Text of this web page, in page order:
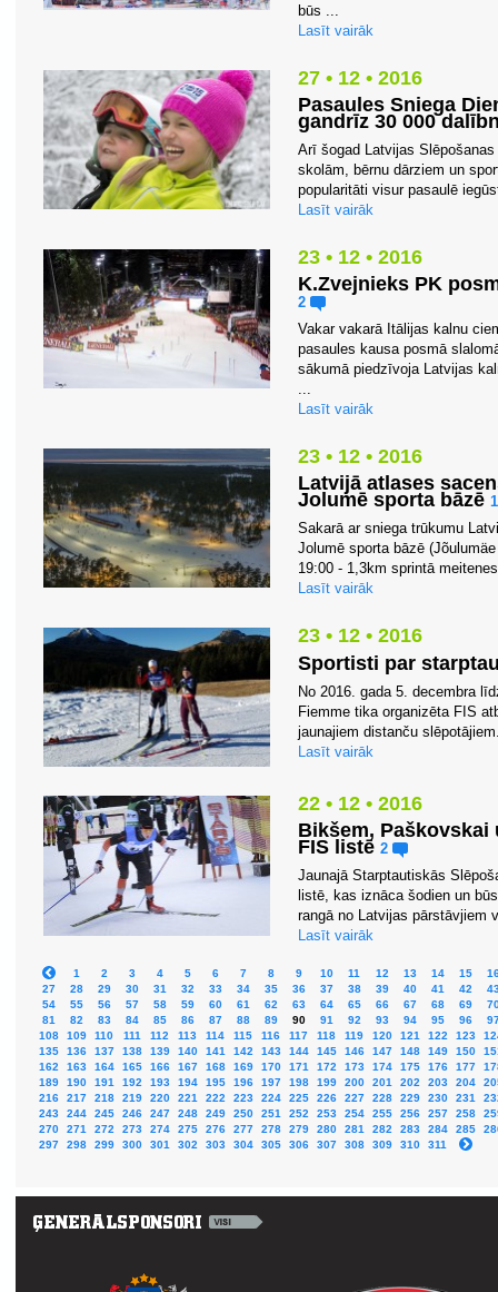
būs ...
Lasīt vairāk
27 • 12 • 2016
Pasaules Sniega
gandrīz 30 000
Arī šogad Latvijas
skolām, bērnu dārziem un
popularitāti visur pasaulē
Lasīt vairāk
23 • 12 • 2016
K.Zvejnieks PK
2
Vakar vakarā Itālijas kalnu
pasaules kausa posmā
sākumā piedzīvoja Latvijas
...
Lasīt vairāk
23 • 12 • 2016
Latvijā atlases
Jolumē sporta bāzē
Sakarā ar sniega trūkumu
Jolumē sporta bāzē
19:00 - 1,3km sprintā
Lasīt vairāk
23 • 12 • 2016
Sportisti par
No 2016. gada 5. decembra
Fiemme tika organizēta FIS
jaunajiem distanču
Lasīt vairāk
22 • 12 • 2016
Bikšem, Paškovskai
FIS listē 2
Jaunajā Starptautiskās
listē, kas iznāca šodien un
rangā no Latvijas pārstāvjiem
Lasīt vairāk
1 2 3 4 5 6 7 8 9 10 11 12 13 14 15
27
28 29 30 31 32 33 34 35 36 37 38 39 40 41 42
54
55 56 57 58 59 60 61 62 63 64 65 66 67 68 69
81
82 83 84 85 86 87 88 89 90 91 92 93 94 95 96
108
109 110 111 112 113 114 115 116 117 118 119 120 121 122 123
135
136 137 138 139 140 141 142 143 144 145 146 147 148 149 150
162
163 164 165 166 167 168 169 170 171 172 173 174 175 176 177
189
190 191 192 193 194 195 196 197 198 199 200 201 202 203 204
216
217 218 219 220 221 222 223 224 225 226 227 228 229 230 231
243
244 245 246 247 248 249 250 251 252 253 254 255 256 257 258
270
271 272 273 274 275 276 277 278 279 280 281 282 283 284 285
297
298 299 300 301 302 303 304 305 306 307 308 309 310 311